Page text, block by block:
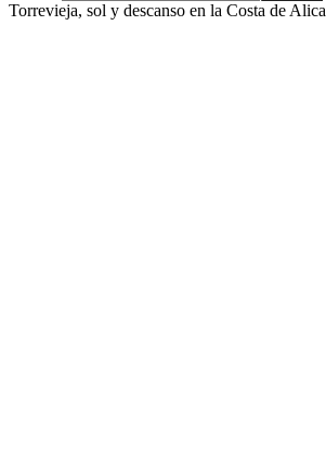
Torrevieja, sol y descanso en la Costa de